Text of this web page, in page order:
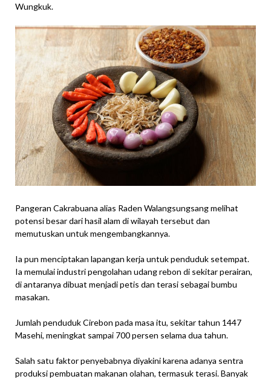
Wungkuk.
Pangeran Cakrabuana alias Raden Walangsungsang melihat
potensi besar dari hasil alam di wilayah tersebut dan
memutuskan untuk mengembangkannya.
Ia pun menciptakan lapangan kerja untuk penduduk setempat.
Ia memulai industri pengolahan udang rebon di sekitar perairan,
di antaranya dibuat menjadi petis dan terasi sebagai bumbu
masakan.
Jumlah penduduk Cirebon pada masa itu, sekitar tahun 1447
Masehi, meningkat sampai 700 persen selama dua tahun.
Salah satu faktor penyebabnya diyakini karena adanya sentra
produksi pembuatan makanan olahan, termasuk terasi. Banyak